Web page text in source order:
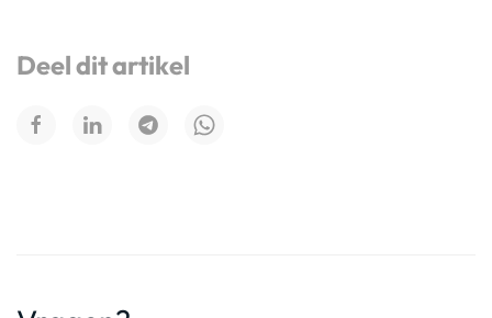
Deel dit artikel